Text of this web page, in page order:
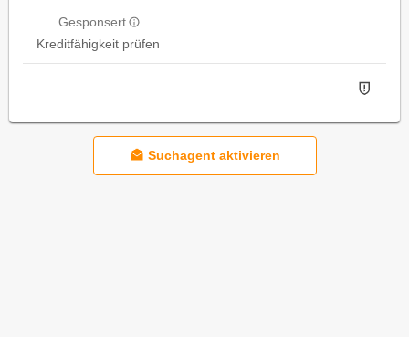
Gesponsert
Kreditfähigkeit prüfen
Suchagent aktivieren